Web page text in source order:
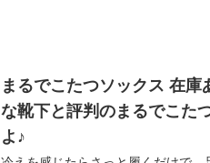
まるでこたつソックス 在
な靴下と評判のまるでこた
よ♪